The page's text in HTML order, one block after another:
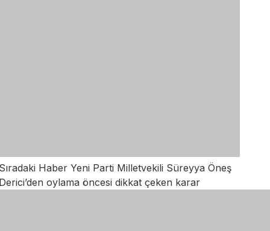
Haber Yeni Parti Milletvekili Süreyya Öneş
oylama öncesi dikkat çeken karar